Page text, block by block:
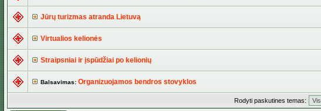
Jūrų turizmas atranda Lietuvą
Virtualios kelionės
Straipsniai ir įspūdžiai po kelionių
Balsavimas: Organizuojamos bendros stovyklos
Rodyti paskutines temas: